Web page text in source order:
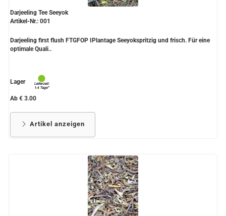
Darjeeling Tee Seeyok
Artikel-Nr.: 001
Darjeeling first flush FTGFOP IPlantage Seeyokspritzig und frisch. Für eine
optimale Quali..
Lager
Ab € 3.00
Artikel anzeigen